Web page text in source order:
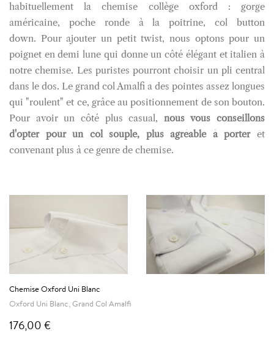
habituellement la chemise collège oxford : gorge
américaine, poche ronde à la poitrine, col button
down. Pour ajouter un petit twist, nous optons pour un
poignet en demi lune qui donne un côté élégant et italien à
notre chemise. Les puristes pourront choisir un pli central
dans le dos. Le grand col Amalfi a des pointes assez longues
qui "roulent" et ce, grâce au positionnement de son bouton.
Pour avoir un côté plus casual, nous vous conseillons
d'opter pour un col souple, plus agréable à porteret
convenant plus à ce genre de chemise.
Chemise Oxford Uni Blanc
Oxford Uni Blanc, Grand Col Amalfi
176,00 €